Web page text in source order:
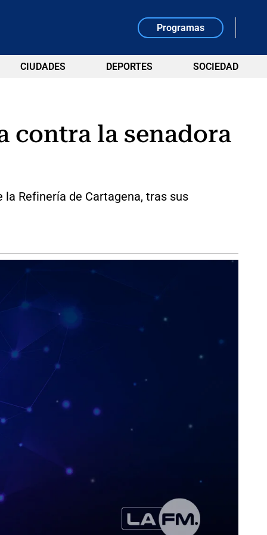
Programas
CIUDADES DEPORTES SOCIEDAD
contra la senadora
Refinería de Cartagena, tras sus